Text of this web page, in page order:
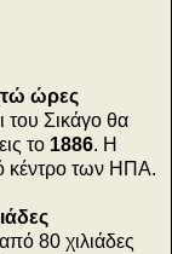
ώρες
του Σικάγο θα
το 1886. Η
κέντρο των ΗΠΑ.
80 χιλιάδες